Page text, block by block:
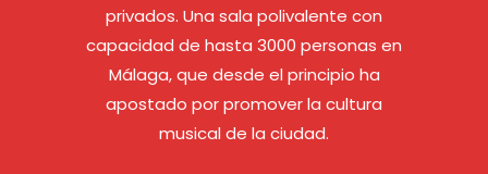
privados. Una sala polivalente con
capacidad de hasta 3000 personas en
Málaga, que desde el principio ha
apostado por promover la cultura
musical de la ciudad.